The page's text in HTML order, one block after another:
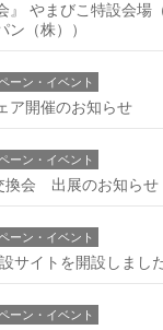
』 やまびこ特設会場
ン（株））
ーン・イベント
ア開催のお知らせ
ーン・イベント
換会 出展のお知らせ
ーン・イベント
サイトを開設しまし
ーン・イベント